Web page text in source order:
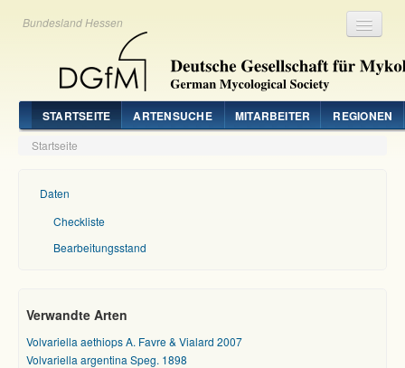
Bundesland Hessen
STARTSEITE ARTENSUCHE MITARBEITER REGIONEN
Startseite
Daten
Checkliste
Bearbeitungsstand
Verwandte Arten
Volvariella aethiops A. Favre & Vialard 2007
Volvariella argentina Speg. 1898